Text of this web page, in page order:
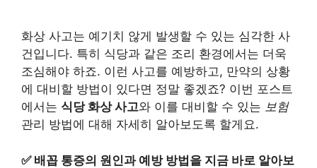
화상 사고는 예기치 않게 발생할 수 있는 심각한 사
건입니다. 특히 식당과 같은 조리 환경에서는 더욱
조심해야 하죠. 이런 사고를 예방하고, 만약의 상황
에 대비할 방법이 있다면 정말 좋겠죠? 이번 포스트
에서는 식당 화상 사고와 이를 대비할 수 있는 보험
관리 방법에 대해 자세히 알아보도록 할게요.
✅ 배꼽 통증의 원인과 예방 방법을 지금 바로 알아보